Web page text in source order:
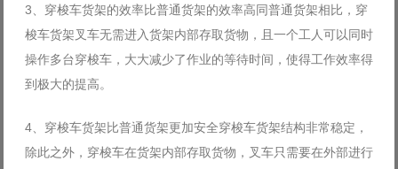
3、穿梭车货架的效率比普通货架的效率高同普通货架相比，穿
梭车货架叉车无需进入货架内部存取货物，且一个工人可以同时
操作多台穿梭车，大大减少了作业的等待时间，使得工作效率得
到极大的提高。
4、穿梭车货架比普通货架更加安全穿梭车货架结构非常稳定，
除此之外，穿梭车在货架内部存取货物，叉车只需要在外部进行